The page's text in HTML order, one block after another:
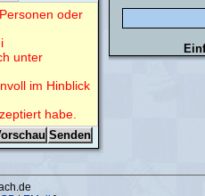
oder
unter
im Hinblick
habe.